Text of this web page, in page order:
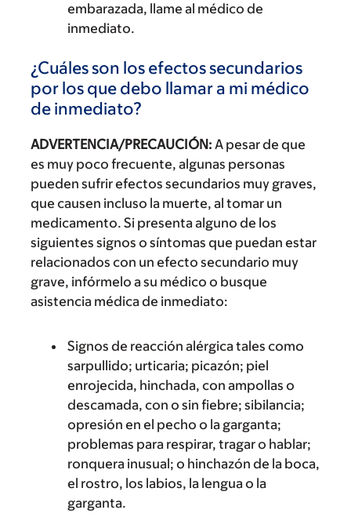
embarazada, llame al médico de
inmediato.
¿Cuáles son los efectos secundarios
por los que debo llamar a mi médico
de inmediato?
ADVERTENCIA/PRECAUCIÓN: A pesar de que
es muy poco frecuente, algunas personas
pueden sufrir efectos secundarios muy graves,
que causen incluso la muerte, al tomar un
medicamento. Si presenta alguno de los
siguientes signos o síntomas que puedan estar
relacionados con un efecto secundario muy
grave, infórmelo a su médico o busque
asistencia médica de inmediato:
Signos de reacción alérgica tales como
sarpullido; urticaria; picazón; piel
enrojecida, hinchada, con ampollas o
descamada, con o sin fiebre; sibilancia;
opresión en el pecho o la garganta;
problemas para respirar, tragar o hablar;
ronquera inusual; o hinchazón de la boca,
el rostro, los labios, la lengua o la
garganta.